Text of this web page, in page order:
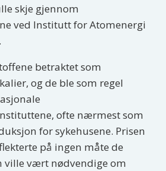
skje gjennom
ved Institutt for Atomenergi
betraktet som
og de ble som regel
ofte nærmest som
for sykehusene. Prisen
på ingen måte de
ville vært nødvendige om